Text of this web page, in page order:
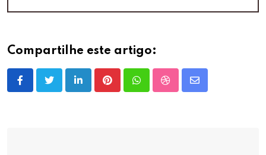
Compartilhe este artigo:
LinkedInPinterestWhatsappStumbleUpon
Share